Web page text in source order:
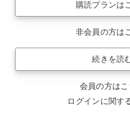
購読プランは
非会員の方は
続きを読
会員の方はこ
ログインに関す